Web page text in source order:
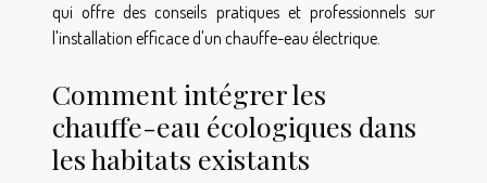
qui offre des conseils pratiques et professionnels sur
l'installation efficace d'un chauffe-eau électrique.
Comment intégrer les
chauffe-eau écologiques dans
les habitats existants